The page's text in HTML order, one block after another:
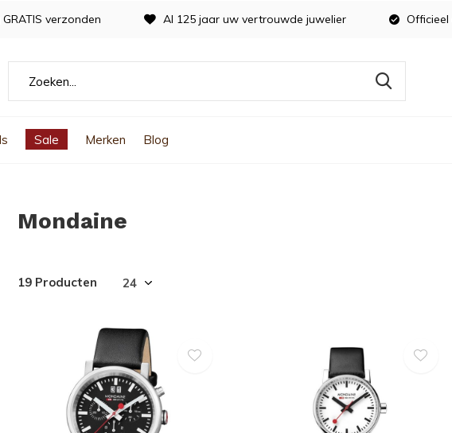
Sale Merken Blog
verzonden Al 125 jaar uw vertrouwde juwelier
Mondaine
19 Producten